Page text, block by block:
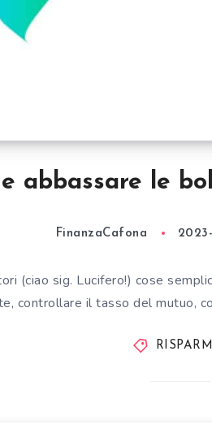
abbassare le
FinanzaCafona
(ciao sig. Lucifero!) cose
controllare il tasso del mutuo,